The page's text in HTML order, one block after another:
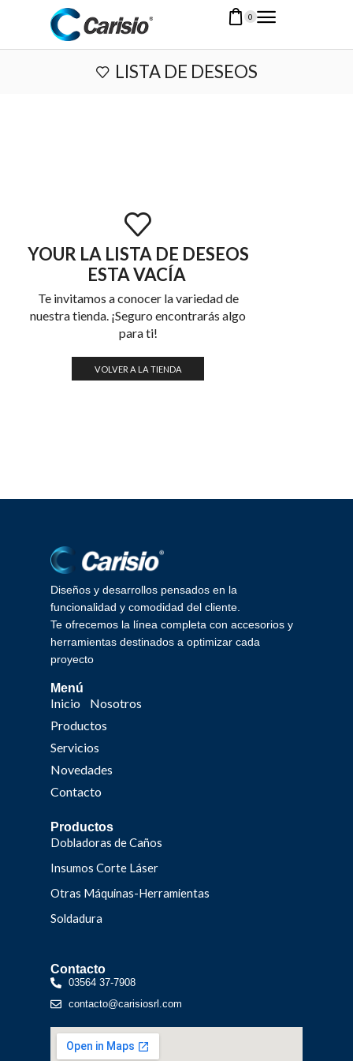
0
LISTA DE DESEOS
YOUR LA LISTA DE DESEOS
ESTA VACÍA
Te invitamos a conocer la variedad de
nuestra tienda. ¡Seguro encontrarás algo
para ti!
VOLVER A LA TIENDA
Diseños y desarrollos pensados en la
funcionalidad y comodidad del cliente.
Te ofrecemos la línea completa con accesorios y
herramientas destinados a optimizar cada
proyecto
Menú
Inicio
Nosotros
Productos
Servicios
Novedades
Contacto
Productos
Dobladoras de Caños
Insumos Corte Láser
Otras Máquinas-Herramientas
Soldadura
Contacto
03564 37-7908
contacto@carisiosrl.com